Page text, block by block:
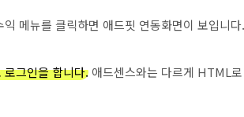
메뉴를 클릭하면 애드핏 연동화면이 보입니다.
로그인을 합니다. 애드센스와는 다르게 HTML